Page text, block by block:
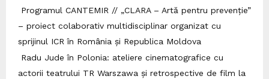
Programul CANTEMIR // „CLARA – Artă pentru prevenție”
– proiect colaborativ multidisciplinar organizat cu
sprijinul ICR în România și Republica Moldova
Radu Jude în Polonia: ateliere cinematografice cu
actorii teatrului TR Warszawa și retrospective de film la